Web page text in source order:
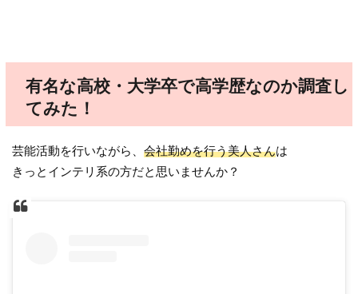
有名な高校・大学卒で高学歴なのか調査し
てみた！
芸能活動を行いながら、会社勤めを行う美人さんは
きっとインテリ系の方だと思いませんか？